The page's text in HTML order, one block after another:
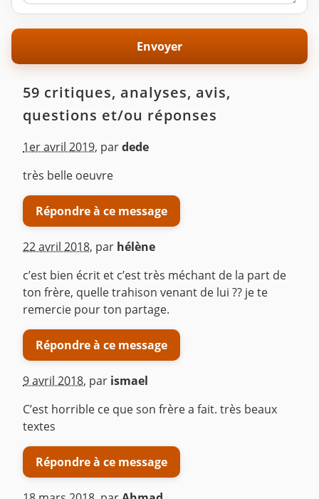
59 critiques, analyses, avis,
questions et/ou réponses
1er avril 2019, pardede
très belle oeuvre
Répondre à ce message
22 avril 2018, par hélène
c’est bien écrit et c’est très méchant de la part de
ton frère, quelle trahison venant de lui ?? je te
remercie pour ton partage.
Répondre à ce message
9 avril 2018, par ismael
C’est horrible ce que son frère a fait. très beaux
textes
Répondre à ce message